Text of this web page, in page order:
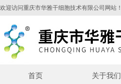
欢迎访问重庆市华雅干细胞技术有限公司网站！
首页 关于我们